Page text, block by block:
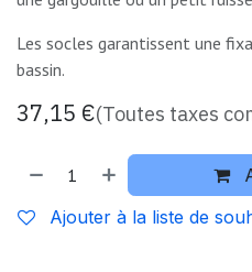
Les socles garantissent une
bassin.
37,15 €(Toutes taxes
Ajouter à la liste de